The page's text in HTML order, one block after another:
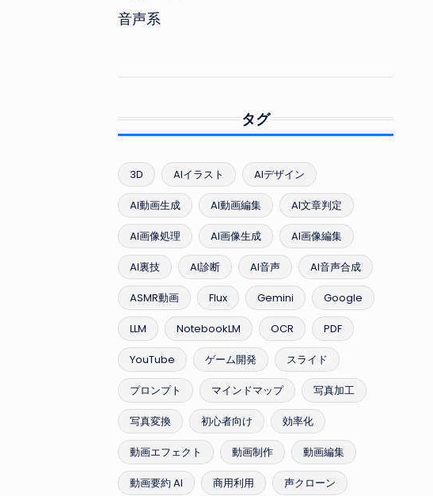
音声系
タグ
3D AIイラスト AIデザイン
AI動画生成 AI動画編集 AI文章判定
AI画像処理 AI画像生成 AI画像編集
AI裏技 AI診断 AI音声 AI音声合成
ASMR動画 Flux Gemini Google
LLM NotebookLM OCR PDF
YouTube ゲーム開発 スライド
プロンプト マインドマップ 写真加工
写真変換 初心者向け 効率化
動画エフェクト 動画制作 動画編集
動画要約 AI 商用利用 声クローン